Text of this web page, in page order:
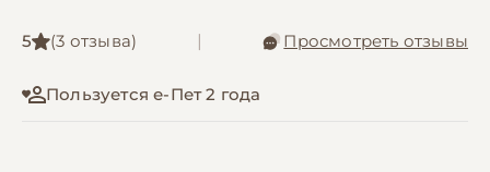
5 (3 отзыва) Просмотреть отзывы
Пользуется е-Пет 2 года